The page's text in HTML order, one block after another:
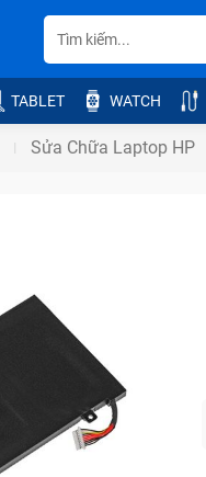
TABLET WATCH
Sửa Chữa Laptop HP